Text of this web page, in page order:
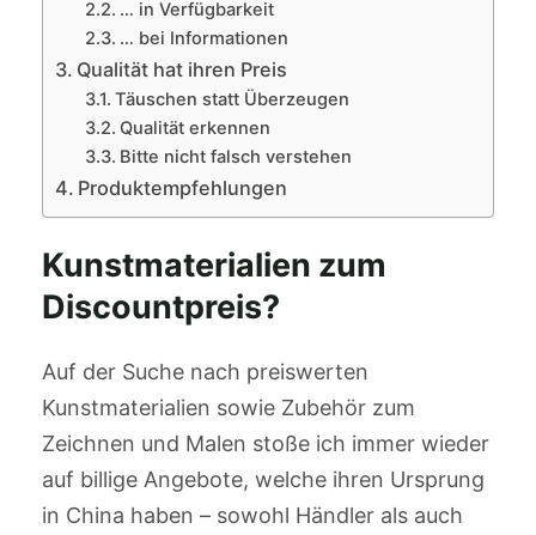
… in Verfügbarkeit
… bei Informationen
Qualität hat ihren Preis
Täuschen statt Überzeugen
Qualität erkennen
Bitte nicht falsch verstehen
Produktempfehlungen
Kunstmaterialien zum
Discountpreis?
Auf der Suche nach preiswerten
Kunstmaterialien sowie Zubehör zum
Zeichnen und Malen stoße ich immer wieder
auf billige Angebote, welche ihren Ursprung
in China haben – sowohl Händler als auch